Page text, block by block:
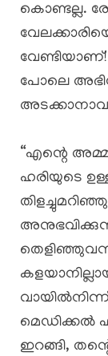
കൊണ്ടല്ല.
പോലെ
“എന്റെ അമ്മ
ഹരിയുടെ
മെഡിക്കൽ
ഇറങ്ങി,